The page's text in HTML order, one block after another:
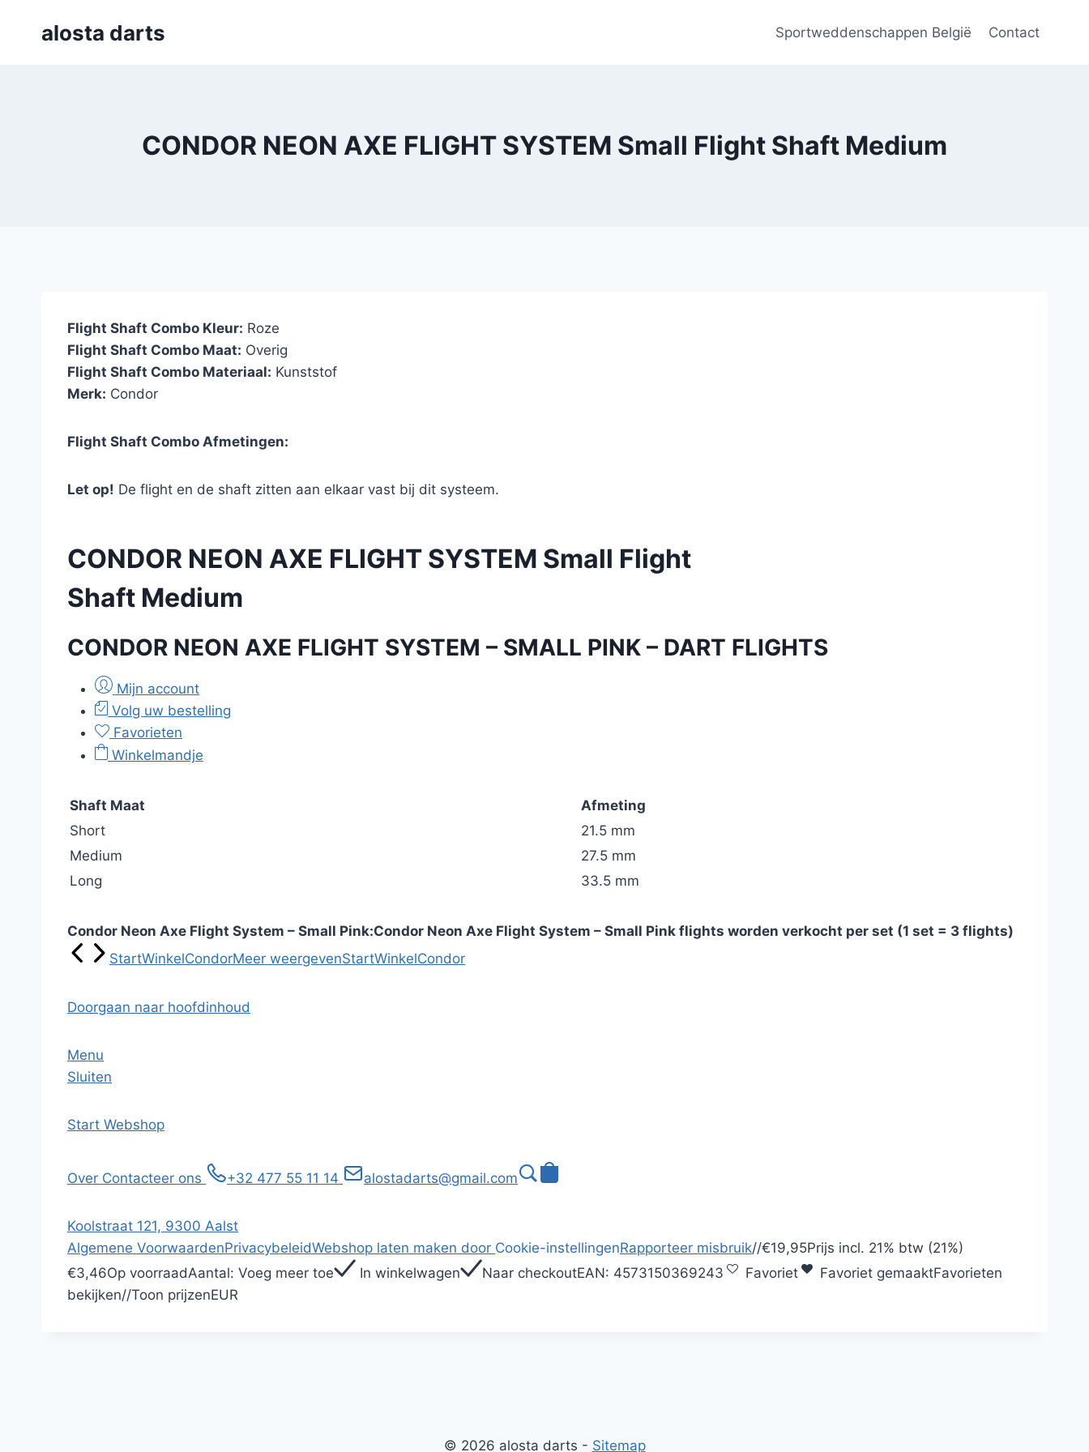
alosta darts Sportweddenschappen België Contact
CONDOR NEON AXE FLIGHT SYSTEM Small Flight Shaft Medium
Flight Shaft Combo Kleur: Roze
Flight Shaft Combo Maat: Overig
Flight Shaft Combo Materiaal: Kunststof
Merk: Condor
Flight Shaft Combo Afmetingen:
Let op! De flight en de shaft zitten aan elkaar vast bij dit systeem.
CONDOR NEON AXE FLIGHT SYSTEM Small Flight
Shaft Medium
CONDOR NEON AXE FLIGHT SYSTEM – SMALL PINK – DART FLIGHTS
Mijn account
Volg uw bestelling
Favorieten
Winkelmandje
Shaft Maat
Afmeting
Short
21.5 mm
Medium
27.5 mm
Long
33.5 mm
Condor Neon Axe Flight System – Small Pink:Condor Neon Axe Flight System – Small Pink flights worden verkocht per set (1 set = 3 flights)
StartWinkelCondorMeer weergevenStartWinkelCondor
Doorgaan naar hoofdinhoud
Menu
Sluiten
Start Webshop
Over Contacteer ons +32 477 55 11 14 alostadarts@gmail.com
Koolstraat 121, 9300 Aalst
Algemene VoorwaardenPrivacybeleidWebshop laten maken door Cookie-instellingenRapporteer misbruik//€19,95Prijs incl. 21% btw (21%)
€3,46Op voorraadAantal: Voeg meer toe In winkelwagen Naar checkoutEAN: 4573150369243 Favoriet Favoriet gemaaktFavorieten
bekijken//Toon prijzenEUR
© 2026 alosta darts - Sitemap